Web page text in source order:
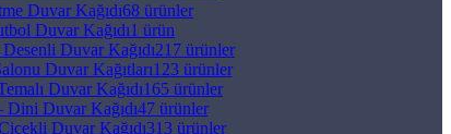
Duvar Kağıdı68 ürünler
Duvar Kağıdı1 ürün
Duvar Kağıdı217 ürünler
Duvar Kağıtları123 ürünler
Duvar Kağıdı165 ürünler
Dini Duvar Kağıdı47 ürünler
Duvar Kağıdı313 ürünler